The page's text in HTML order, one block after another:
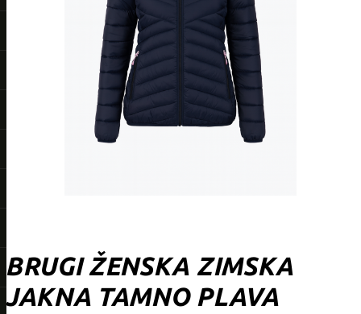
BRUGI ŽENSKA ZIMSKA
JAKNA TAMNO PLAVA